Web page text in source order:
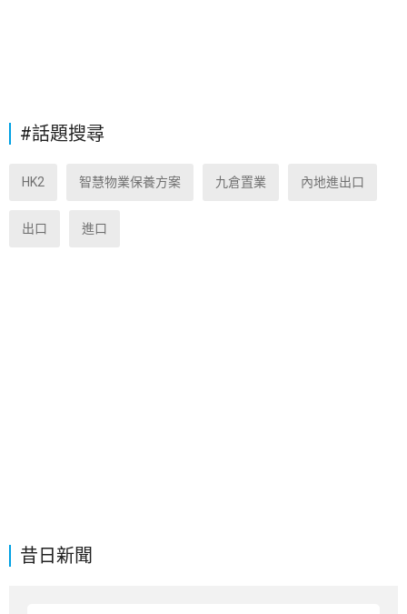
昔日新聞
#話題搜尋
HK2 智慧物業保養方案 九倉置業 內地進出口
出口 進口